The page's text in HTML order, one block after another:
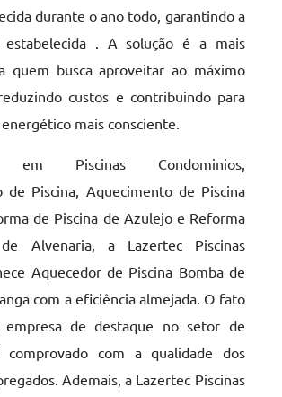
durante o ano todo, garantindo a
estabelecida . A solução é a mais
quem busca aproveitar ao máximo
custos e contribuindo para
mais consciente.
em Piscinas Condominios,
de Piscina, Aquecimento de Piscina
de Piscina de Azulejo e Reforma
Alvenaria, a Lazertec Piscinas
Aquecedor de Piscina Bomba de
com a eficiência almejada. O fato
de destaque no setor de
comprovado com a qualidade dos
Ademais, a Lazertec Piscinas